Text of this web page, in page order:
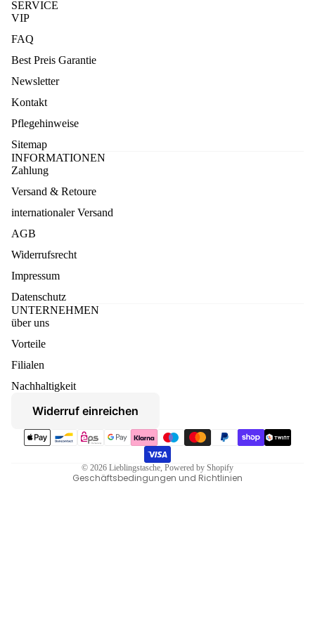
SERVICE
VIP
FAQ
Best Preis Garantie
Newsletter
Kontakt
Pflegehinweise
Sitemap
INFORMATIONEN
Zahlung
Versand & Retoure
internationaler Versand
AGB
Widerrufsrecht
Impressum
Datenschutz
UNTERNEHMEN
über uns
Vorteile
Filialen
Nachhaltigkeit
Widerruf einreichen
Zahlungsmethoden
© 2026 Lieblingstasche, Powered by Shopify
Geschäftsbedingungen und Richtlinien
Kontaktinformationen